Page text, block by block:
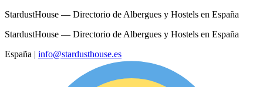
StardustHouse — Directorio de Albergues y Hostels en España
StardustHouse — Directorio de Albergues y Hostels en España
España | info@stardusthouse.es